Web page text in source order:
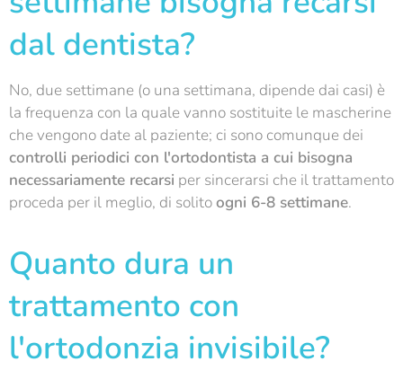
dal dentista?
No, due settimane (o una settimana, dipende dai casi) è
la frequenza con la quale vanno sostituite le mascherine
che vengono date al paziente; ci sono comunque dei
controlli periodici con l'ortodontista a cui bisogna
necessariamente recarsi per sincerarsi che il trattamento
proceda per il meglio, di solitoogni 6-8 settimane.
Quanto dura un
trattamento con
l'ortodonzia invisibile?